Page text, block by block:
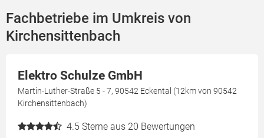
Fachbetriebe im Umkreis von
Kirchensittenbach
Elektro Schulze GmbH
Martin-Luther-Straße 5 - 7, 90542 Eckental (12km von 90542
Kirchensittenbach)
4.5 Sterne aus 20 Bewertungen